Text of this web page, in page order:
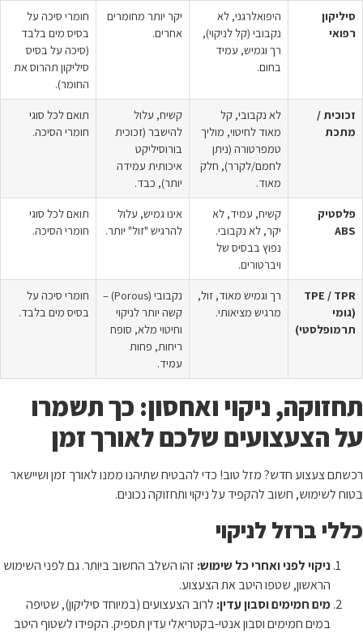
סיליקון
רפואי
היפואלרגני, לא
נקבובי (קל לניקוי),
רך וגמיש, עמיד
בחום.
יקר יותר מחומרים
אחרים.
חומרי סיכה על
בסיס מים בלבד
(סיכה על בסיס
סיליקון תהרוס את
החומר).
זכוכית /
מתכת
לא נקבובי, קל
מאוד לחיטוי, מוליך
טמפרטורה (ניתן
לחמם/לקרר), חלק
מאוד.
קשיח, עלול
להישבר (זכוכית
בורוסיליקט
איכותית עמידה
יותר), כבד.
תואם לכל סוגי
חומרי הסיכה.
פלסטיק
ABS
קשיח, עמיד, לא
יקר, לא נקבובי.
נפוץ בבסיס של
ויברטורים.
אינו גמיש, עלול
להרגיש "זול" יותר.
תואם לכל סוגי
חומרי הסיכה.
TPE / TPR
(גומי
תרמופלסטי)
רך וגמיש מאוד, זול,
מרגיש מציאותי.
נקבובי (Porous) –
קשה יותר לניקוי
וחיטוי מלא, סופח
ריחות, פחות
עמיד.
חומרי סיכה על
בסיס מים בלבד.
תחזוקה, ניקוי ואחסון: כך תשמרו
על הצעצועים שלכם לאורך זמן
רכשתם צעצוע חדש? מזל טוב! כדי להבטיח שתיהנו ממנו לאורך זמן ושיישאר
בטוח לשימוש, חשוב להקפיד על ניקוי ותחזוקה נכונים.
כללי ברזל לניקוי
ניקוי לפני ואחרי כל שימוש: זהו השלב החשוב ביותר. גם לפני השימוש
הראשון, שטפו היטב את הצעצוע.
מים חמימים וסבון עדין: לרוב הצעצועים (במיוחד סיליקון), שטיפה
במים חמימים וסבון אנטי-בקטריאלי עדין תספיק. הקפידו לשטוף היטב